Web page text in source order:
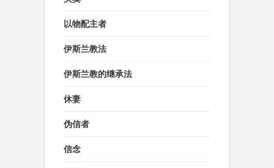
以物配主者
伊斯兰教法
伊斯兰教的继承法
休妻
伪信者
信念